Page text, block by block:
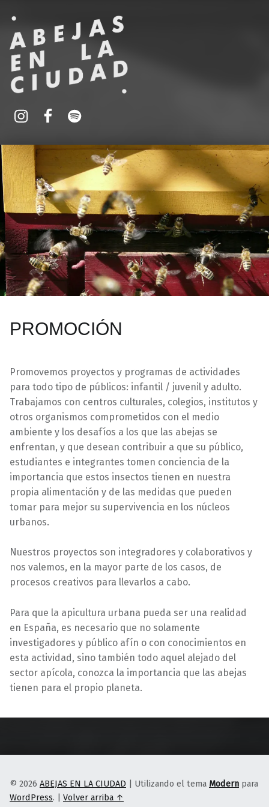
PROMOCIÓN
Promovemos proyectos y programas de actividades
para todo tipo de públicos: infantil / juvenil y adulto.
Trabajamos con centros culturales, colegios, institutos y
otros organismos comprometidos con el medio
ambiente y los desafíos a los que las abejas se
enfrentan, y que desean contribuir a que su público,
estudiantes e integrantes tomen conciencia de la
importancia que estos insectos tienen en nuestra
propia alimentación y de las medidas que pueden
tomar para mejor su supervivencia en los núcleos
urbanos.
Nuestros proyectos son integradores y colaborativos y
nos valemos, en la mayor parte de los casos, de
procesos creativos para llevarlos a cabo.
Para que la apicultura urbana pueda ser una realidad
en España, es necesario que no solamente
investigadores y público afín o con conocimientos en
esta actividad, sino también todo aquel alejado del
sector apícola, conozca la importancia que las abejas
tienen para el propio planeta.
© 2026 ABEJAS EN LA CIUDAD | Utilizando el tema Modern para
WordPress. | Volver arriba ↑